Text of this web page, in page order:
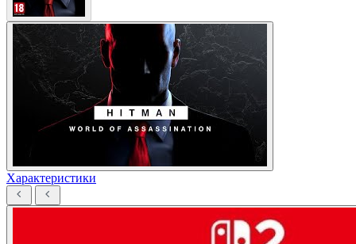
Характеристики